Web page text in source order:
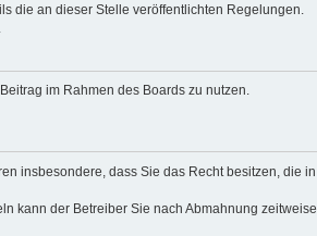
die an dieser Stelle veröffentlichten Regelungen.
im Rahmen des Boards zu nutzen.
insbesondere, dass Sie das Recht besitzen, die in
kann der Betreiber Sie nach Abmahnung zeitweise